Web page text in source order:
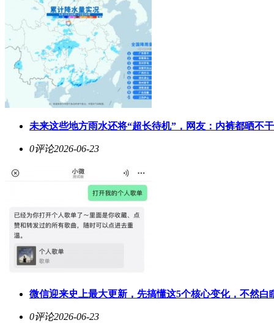
未来这些地方雨水还将“超长待机”，网友：内裤都晒不
0评论2026-06-23
微信迎来史上最大更新，先搞懂这5个核心变化，不然白
0评论2026-06-23